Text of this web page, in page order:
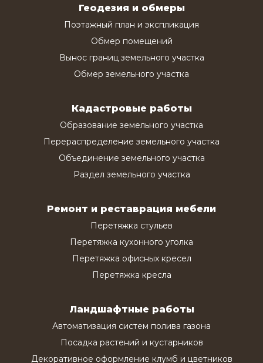
Геодезия и обмеры
Поэтажный план и экспликация
Обмер помещений
Вынос границ земельного участка
Обмер земельного участка
Кадастровые работы
Образование земельного участка
Перераспределение земельного участка
Объединение земельного участка
Раздел земельного участка
Ремонт и реставрация мебели
Перетяжка стульев
Перетяжка кухонного уголка
Перетяжка офисных кресел
Перетяжка кресла
Ландшафтные работы
Автоматизация систем полива газона
Посадка растений и кустарников
Декоративное оформление клумб и цветников